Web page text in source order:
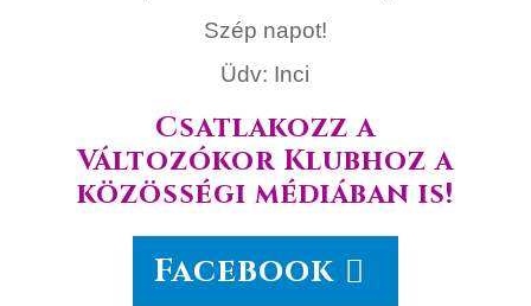
Szép napot!
Üdv: Inci
Csatlakozz a
Változókor Klubhoz a
közösségi médiában is!
Facebook